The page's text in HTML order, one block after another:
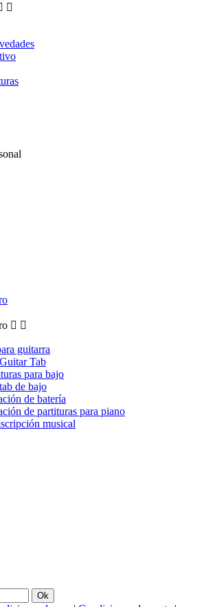

 
guitarra
Tab
para bajo
de bajo
de batería
de partituras para piano
musical